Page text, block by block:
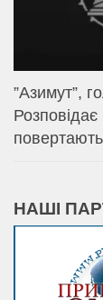
⁨”Азимут”,
НАШІ